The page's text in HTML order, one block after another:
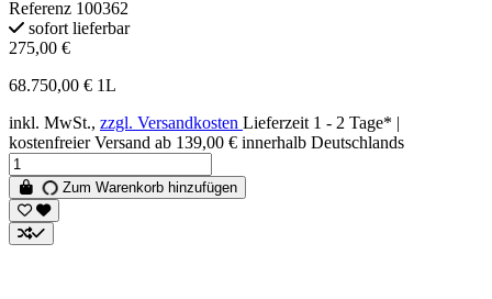
Referenz 100362
sofort lieferbar
275,00 €
68.750,00 € 1L
inkl. MwSt., zzgl. Versandkosten Lieferzeit 1 - 2 Tage* |
kostenfreier Versand ab 139,00 € innerhalb Deutschlands
Zum Warenkorb hinzufügen